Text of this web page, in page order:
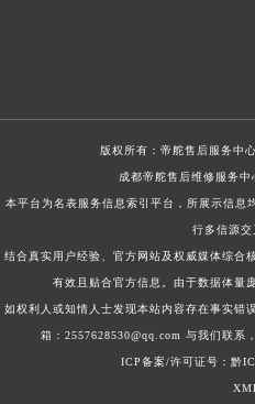
版权所有： 帝舵售后服务中心
成都帝舵售后维修服务中
本平台为名表服务信息索引平台，所展示信
行多信源交
结合真实用户经验、官方网站及权威媒体综合
有效且贴合官方信息。由于数据体量
如权利人或知情人士发现本站内容存在事实错
箱：2557628530@qq.com 与我们联系
ICP备案/许可证号：黔